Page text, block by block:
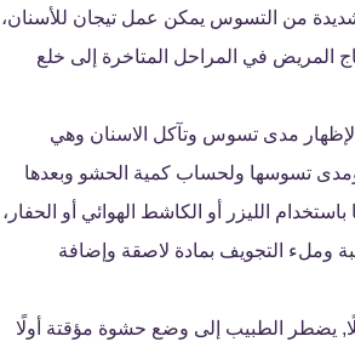
من التسوس يمكن عمل تيجان للأسنان،
المريض في المراحل المتاخرة إلى خلع
مدى تسوس وتآكل الاسنان وهي
ومدى تسوسها ولحساب كمية الحشو وبعدها
الليزر أو الكاشط الهوائي أو الحفار،
وملء التجويف بمادة لاصقة وإضافة
يضطر الطبيب إلى وضع حشوة مؤقتة أولًا